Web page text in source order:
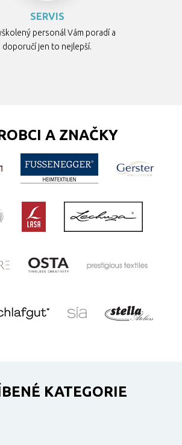
SERVIS
personál Vám poradí a
doporučí jen to nejlepší.
A ZNAČKY
KATEGORIE